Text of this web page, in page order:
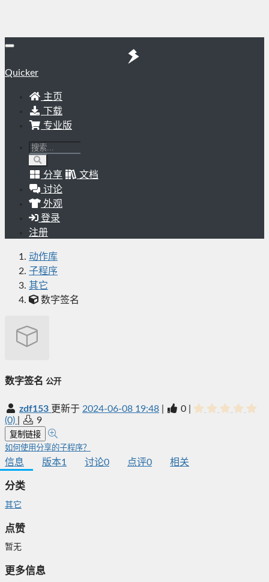
Quicker
主页
下载
专业版
分享
文档
讨论
外观
登录
注册
动作库
子程序
其它
数字签名
数字签名 公开
zdf153 更新于 2024-06-08 19:48 0
(0)
9
复制链接
如何使用分享的子程序？
信息 版本1 讨论0 点评0 相关
分类
其它
点赞
暂无
更多信息